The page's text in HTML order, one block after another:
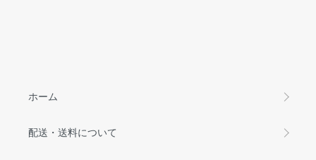
ホーム
配送・送料について